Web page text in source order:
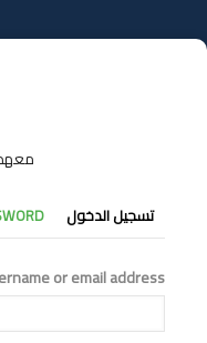
إلى
المحتوى
التبويبات
الأساسية
تسجيل الدخول
or email address